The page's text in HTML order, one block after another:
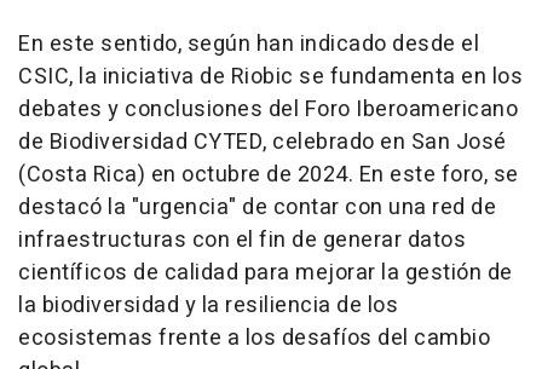
En este sentido, según han indicado desde el
CSIC, la iniciativa de Riobic se fundamenta en los
debates y conclusiones del Foro Iberoamericano
de Biodiversidad CYTED, celebrado en San José
(Costa Rica) en octubre de 2024. En este foro, se
destacó la "urgencia" de contar con una red de
infraestructuras con el fin de generar datos
científicos de calidad para mejorar la gestión de
la biodiversidad y la resiliencia de los
ecosistemas frente a los desafíos del cambio